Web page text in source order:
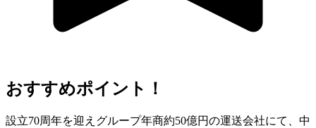
おすすめポイント！
設立70周年を迎えグループ年商約50億円の運送会社にて、中